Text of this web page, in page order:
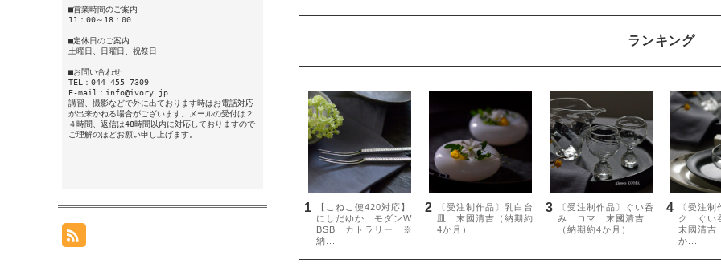
ランキング
■営業時間のご案内
11：00～18：00
■定休日のご案内
土曜日、日曜日、祝祭日
■お問い合わせ
TEL：044-455-7309
E-mail：info@ivory.jp
講習、撮影などで外に出ております時はお電話対応
が出来かねる場合がございます。メールの受付は２
４時間、返信は48時間以内に対応しておりますので
ご理解のほどお願い申し上げます。